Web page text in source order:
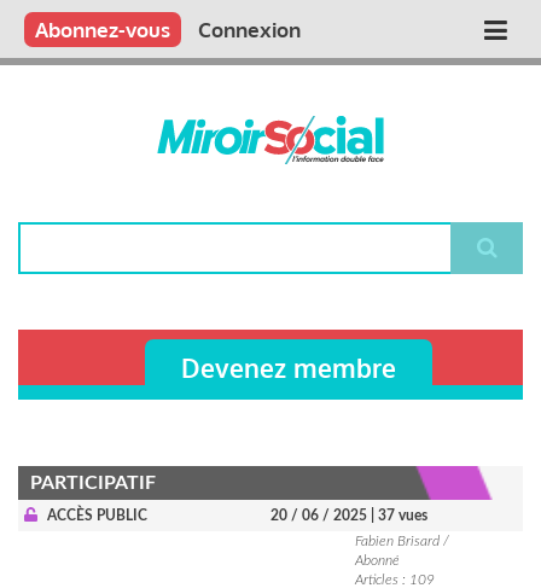
Aller
contenu
Main
Qui sommes nous ?
Vous publiez
Nous publions
Contactez-nous
Abonnez-vous Connexion
Devenez membre
PARTICIPATIF
ACCÈS PUBLIC 20 / 06 / 2025
| 37 vues
Fabien Brisard /
Abonné
Articles : 109